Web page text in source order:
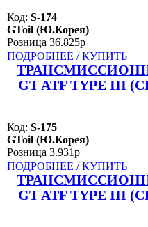
Код: S-174
GToil (Ю.Корея)
Розница 36.825р
ПОДРОБНЕЕ / КУПИТЬ
GT ATF TYPE III
Код: S-175
GToil (Ю.Корея)
Розница 3.931р
ПОДРОБНЕЕ / КУПИТЬ
GT ATF TYPE III